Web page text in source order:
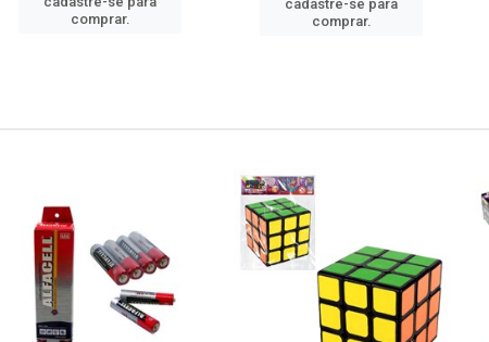
comprar.
cadastre-se para
comprar.